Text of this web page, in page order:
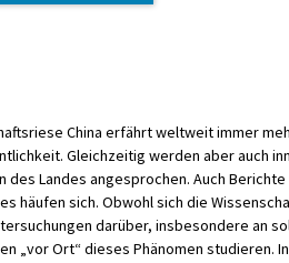
China erfährt weltweit immer
Gleichzeitig werden aber auch
des Landes angesprochen. Auch
häufen sich. Obwohl sich die
darüber, insbesondere an
„vor Ort“ dieses Phänomen studieren.